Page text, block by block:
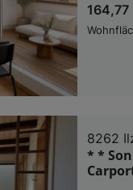
164,77
8262
* *